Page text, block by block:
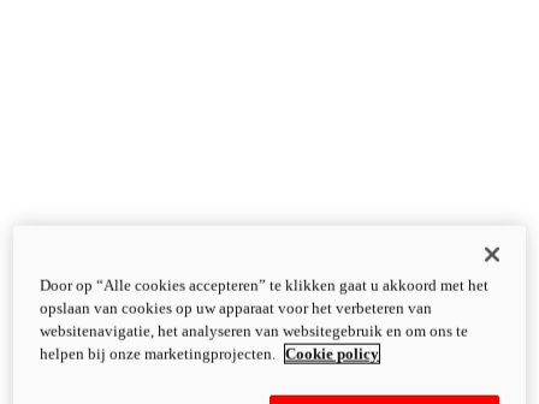
Door op “Alle cookies accepteren” te klikken gaat u akkoord met het
opslaan van cookies op uw apparaat voor het verbeteren van
websitenavigatie, het analyseren van websitegebruik en om ons te
helpen bij onze marketingprojecten.
Cookie policy